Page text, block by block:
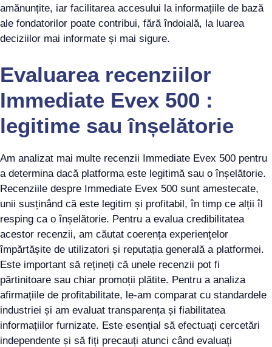
amănunțite, iar facilitarea accesului la informațiile de bază
ale fondatorilor poate contribui, fără îndoială, la luarea
deciziilor mai informate și mai sigure.
Evaluarea recenziilor
Immediate Evex 500 :
legitime sau înșelătorie
Am analizat mai multe recenzii Immediate Evex 500 pentru
a determina dacă platforma este legitimă sau o înșelătorie.
Recenziile despre Immediate Evex 500 sunt amestecate,
unii susținând că este legitim și profitabil, în timp ce alții îl
resping ca o înșelătorie. Pentru a evalua credibilitatea
acestor recenzii, am căutat coerența experiențelor
împărtășite de utilizatori și reputația generală a platformei.
Este important să rețineți că unele recenzii pot fi
părtinitoare sau chiar promoții plătite. Pentru a analiza
afirmațiile de profitabilitate, le-am comparat cu standardele
industriei și am evaluat transparența și fiabilitatea
informațiilor furnizate. Este esențial să efectuați cercetări
independente și să fiți precauți atunci când evaluați